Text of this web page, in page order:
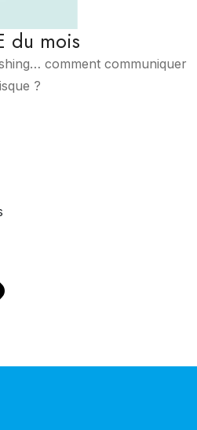
du mois
comment communiquer
?